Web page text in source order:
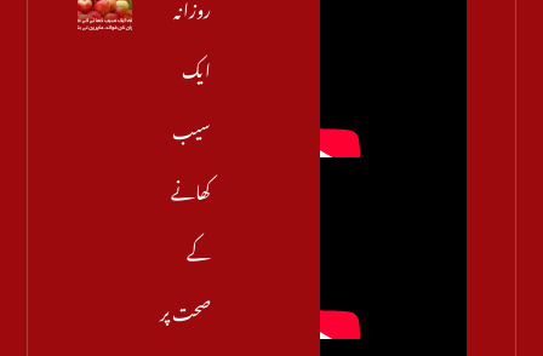
ایک
سیب
کھانے
کے
صحت پر